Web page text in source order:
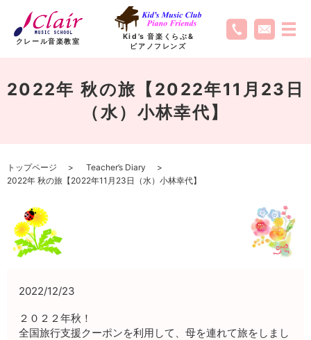
クレール音楽教室
Kid’s 音楽くらぶ&
ピアノフレンズ
2022年 秋の旅【2022年11月23日
（水）小林幸代】
トップページ
Teacher’s Diary
2022年 秋の旅【2022年11月23日（水）小林幸代】
2022/12/23
２０２２年秋！
全国旅行支援クーポンを利用して、母を連れて旅をしまし